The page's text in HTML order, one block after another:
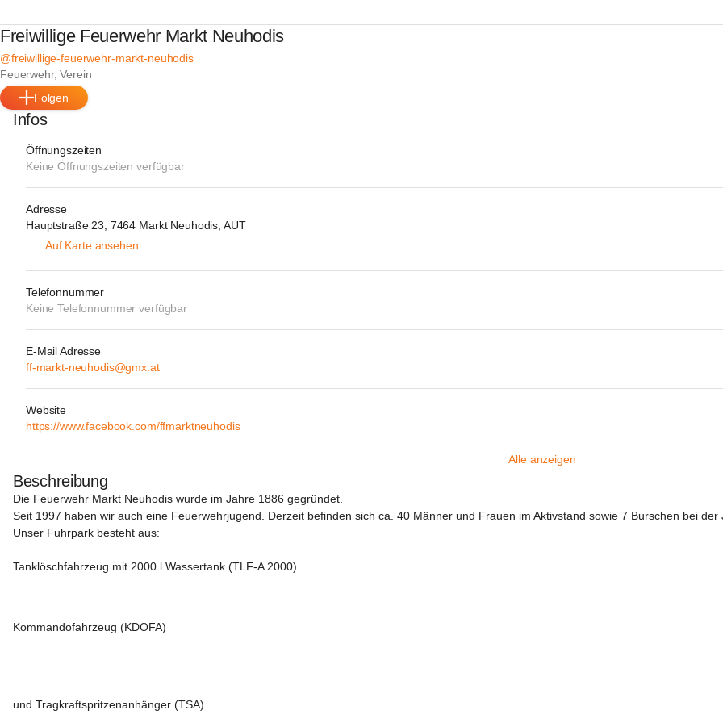
Freiwillige Feuerwehr Markt Neuhodis
@freiwillige-feuerwehr-markt-neuhodis
Feuerwehr, Verein
Folgen
Infos
Öffnungszeiten
Keine Öffnungszeiten verfügbar
Adresse
Hauptstraße 23, 7464 Markt Neuhodis, AUT
Auf Karte ansehen
Telefonnummer
Keine Telefonnummer verfügbar
E-Mail Adresse
ff-markt-neuhodis@gmx.at
Website
https://www.facebook.com/ffmarktneuhodis
Alle anzeigen
Beschreibung
Die Feuerwehr Markt Neuhodis wurde im Jahre 1886 gegründet.
Seit 1997 haben wir auch eine Feuerwehrjugend. Derzeit befinden sich ca. 40 Männer und Frauen im Aktivstand sowie 7 Burschen bei der
Unser Fuhrpark besteht aus:
Tanklöschfahrzeug mit 2000 l Wassertank (TLF-A 2000)
Kommandofahrzeug (KDOFA)
und Tragkraftspritzenanhänger (TSA)